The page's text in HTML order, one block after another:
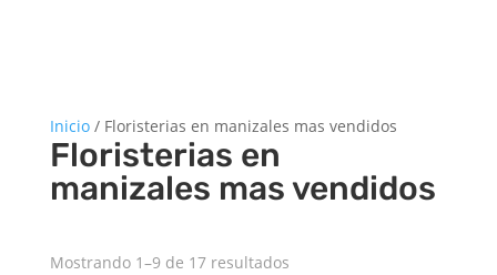
Inicio/ Floristerias en manizales mas vendidos
Floristerias en
manizales mas vendidos
Mostrando 1–9 de 17 resultadosOrdenado